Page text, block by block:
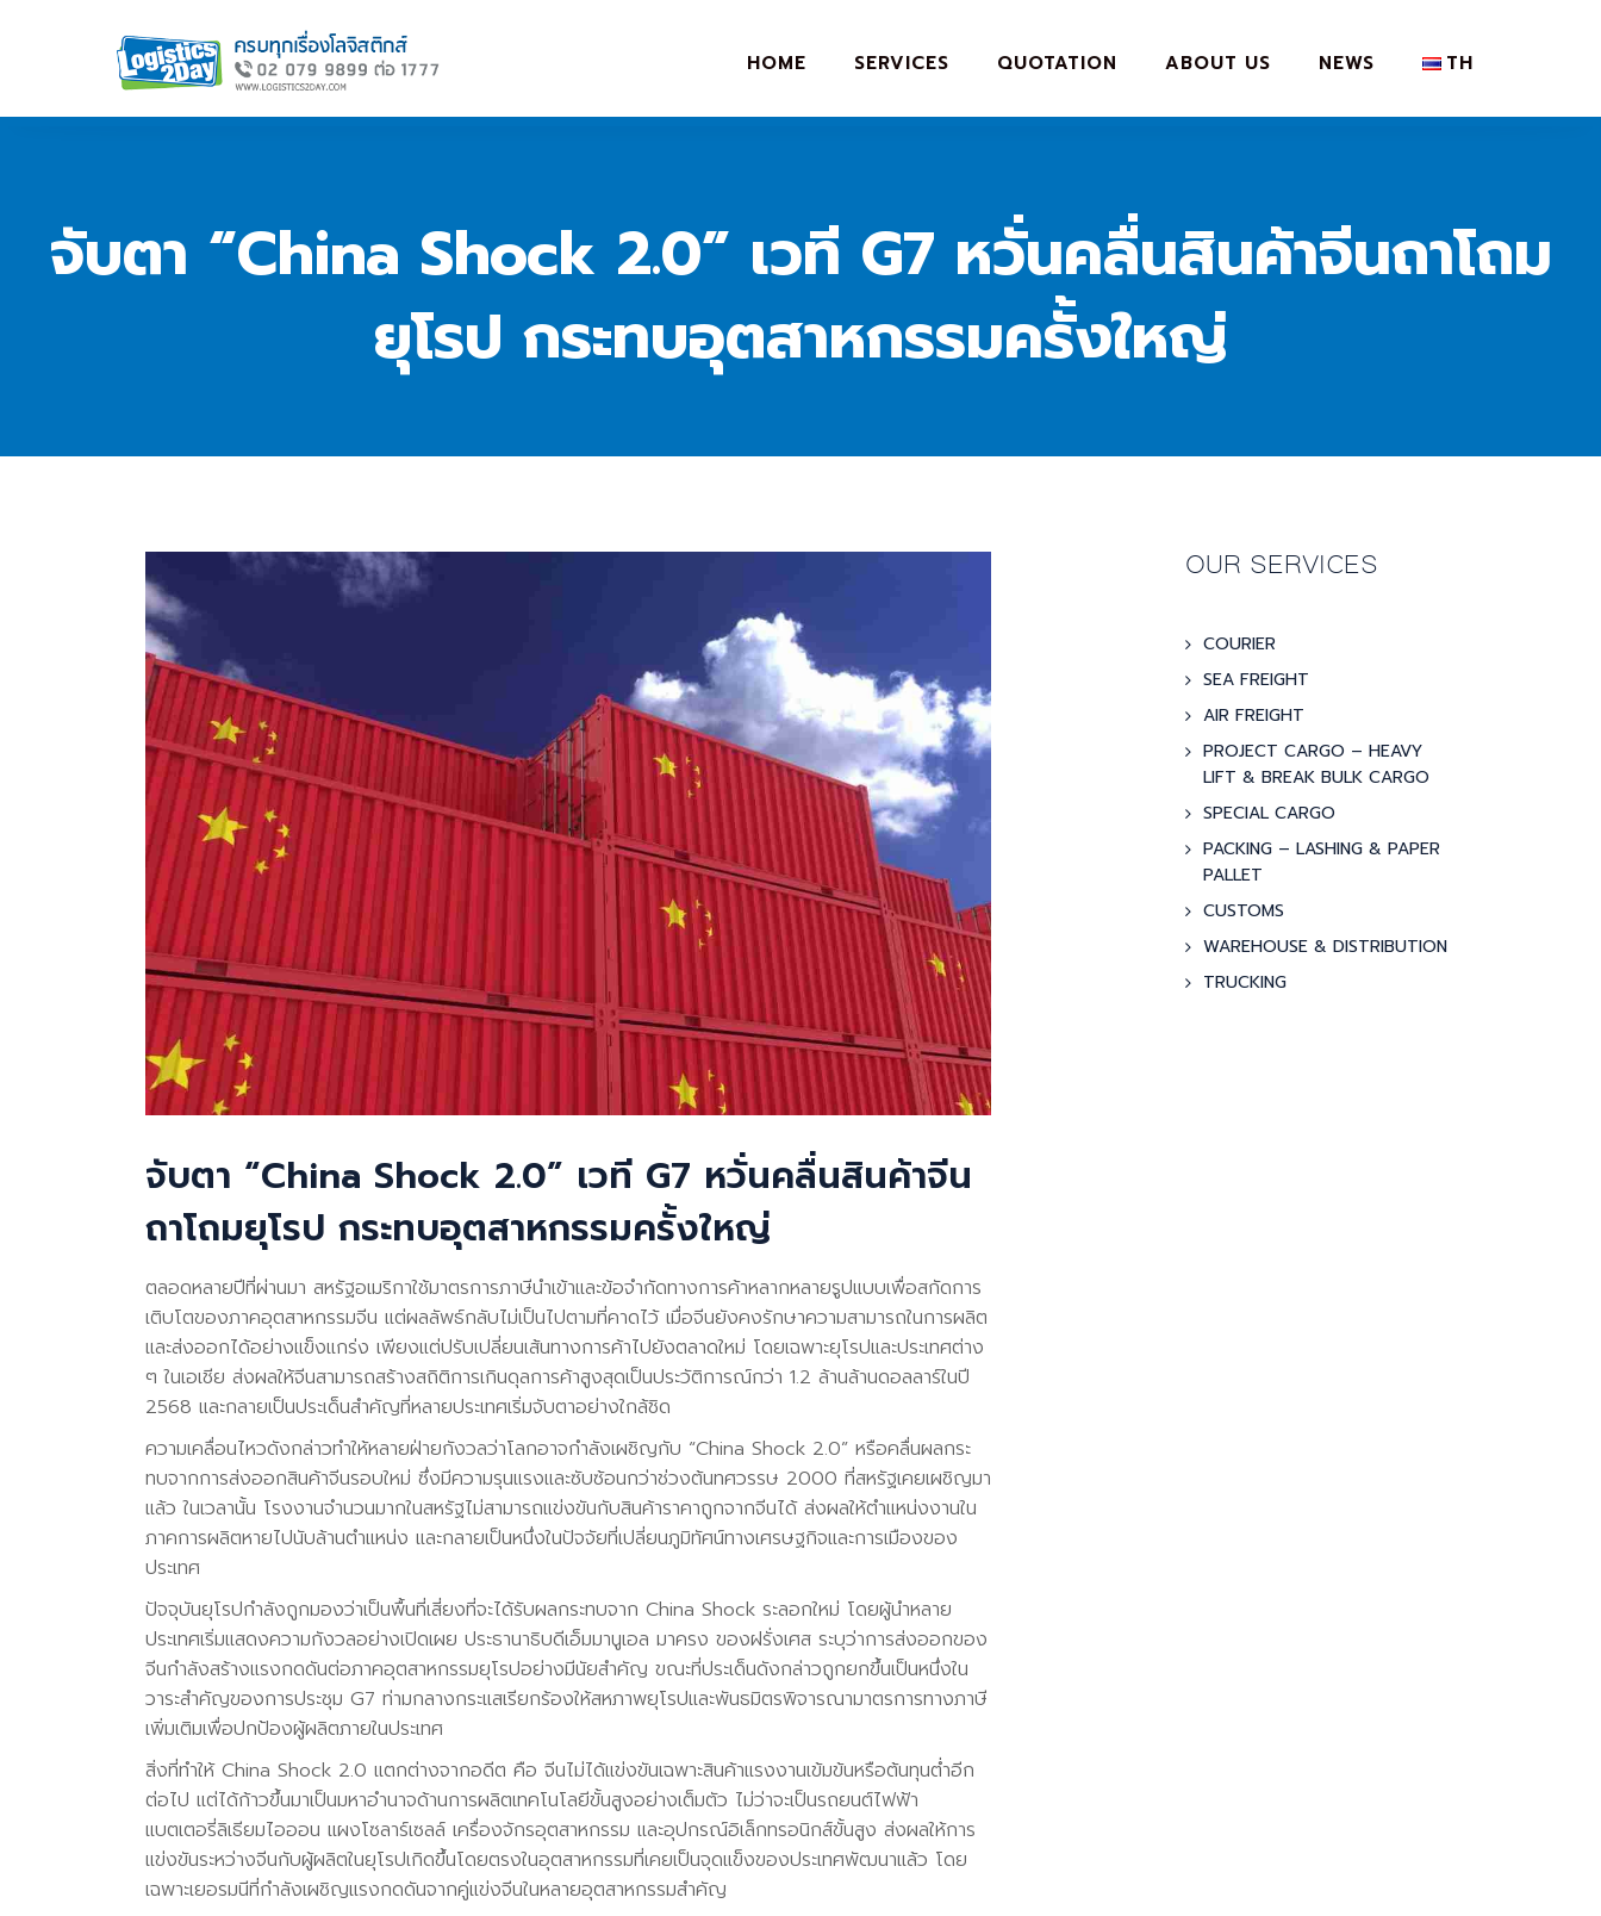
HOME SERVICES QUOTATION ABOUT US NEWS TH
จับตา “China Shock 2.0” เวที G7 หวั่นคลื่นสินค้าจีนถาโถม
ยุโรป กระทบอุตสาหกรรมครั้งใหญ่
จับตา “China Shock 2.0” เวที G7 หวั่นคลื่นสินค้าจีน
ถาโถมยุโรป กระทบอุตสาหกรรมครั้งใหญ่
ตลอดหลายปีที่ผ่านมา สหรัฐอเมริกาใช้มาตรการภาษีนำเข้าและข้อจำกัดทางการค้าหลากหลายรูปแบบเพื่อสกัดการ
เติบโตของภาคอุตสาหกรรมจีน แต่ผลลัพธ์กลับไม่เป็นไปตามที่คาดไว้ เมื่อจีนยังคงรักษาความสามารถในการผลิต
และส่งออกได้อย่างแข็งแกร่ง เพียงแต่ปรับเปลี่ยนเส้นทางการค้าไปยังตลาดใหม่ โดยเฉพาะยุโรปและประเทศต่าง
ๆ ในเอเชีย ส่งผลให้จีนสามารถสร้างสถิติการเกินดุลการค้าสูงสุดเป็นประวัติการณ์กว่า 1.2 ล้านล้านดอลลาร์ในปี
2568 และกลายเป็นประเด็นสำคัญที่หลายประเทศเริ่มจับตาอย่างใกล้ชิด
ความเคลื่อนไหวดังกล่าวทำให้หลายฝ่ายกังวลว่าโลกอาจกำลังเผชิญกับ “China Shock 2.0” หรือคลื่นผลกระ
ทบจากการส่งออกสินค้าจีนรอบใหม่ ซึ่งมีความรุนแรงและซับซ้อนกว่าช่วงต้นทศวรรษ 2000 ที่สหรัฐเคยเผชิญมา
แล้ว ในเวลานั้น โรงงานจำนวนมากในสหรัฐไม่สามารถแข่งขันกับสินค้าราคาถูกจากจีนได้ ส่งผลให้ตำแหน่งงานใน
ภาคการผลิตหายไปนับล้านตำแหน่ง และกลายเป็นหนึ่งในปัจจัยที่เปลี่ยนภูมิทัศน์ทางเศรษฐกิจและการเมืองของ
ประเทศ
ปัจจุบันยุโรปกำลังถูกมองว่าเป็นพื้นที่เสี่ยงที่จะได้รับผลกระทบจาก China Shock ระลอกใหม่ โดยผู้นำหลาย
ประเทศเริ่มแสดงความกังวลอย่างเปิดเผย ประธานาธิบดีเอ็มมานูเอล มาครง ของฝรั่งเศส ระบุว่าการส่งออกของ
จีนกำลังสร้างแรงกดดันต่อภาคอุตสาหกรรมยุโรปอย่างมีนัยสำคัญ ขณะที่ประเด็นดังกล่าวถูกยกขึ้นเป็นหนึ่งใน
วาระสำคัญของการประชุม G7 ท่ามกลางกระแสเรียกร้องให้สหภาพยุโรปและพันธมิตรพิจารณามาตรการทางภาษี
เพิ่มเติมเพื่อปกป้องผู้ผลิตภายในประเทศ
สิ่งที่ทำให้ China Shock 2.0 แตกต่างจากอดีต คือ จีนไม่ได้แข่งขันเฉพาะสินค้าแรงงานเข้มข้นหรือต้นทุนต่ำอีก
ต่อไป แต่ได้ก้าวขึ้นมาเป็นมหาอำนาจด้านการผลิตเทคโนโลยีขั้นสูงอย่างเต็มตัว ไม่ว่าจะเป็นรถยนต์ไฟฟ้า
แบตเตอรี่ลิเธียมไอออน แผงโซลาร์เซลล์ เครื่องจักรอุตสาหกรรม และอุปกรณ์อิเล็กทรอนิกส์ขั้นสูง ส่งผลให้การ
แข่งขันระหว่างจีนกับผู้ผลิตในยุโรปเกิดขึ้นโดยตรงในอุตสาหกรรมที่เคยเป็นจุดแข็งของประเทศพัฒนาแล้ว โดย
เฉพาะเยอรมนีที่กำลังเผชิญแรงกดดันจากคู่แข่งจีนในหลายอุตสาหกรรมสำคัญ
OUR SERVICES
COURIER
SEA FREIGHT
AIR FREIGHT
PROJECT CARGO – HEAVY
LIFT & BREAK BULK CARGO
SPECIAL CARGO
PACKING – LASHING & PAPER
PALLET
CUSTOMS
WAREHOUSE & DISTRIBUTION
TRUCKING